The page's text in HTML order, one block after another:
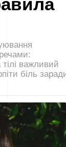
важливий
біль